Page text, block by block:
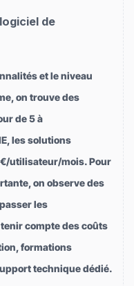
de
et le niveau
on trouve des
de 5 à
les solutions
utilisateur/mois. Pour
on observe des
les
compte des coûts
formations
technique dédié.